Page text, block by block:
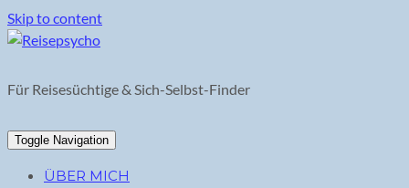
Skip to content
Für Reisesüchtige & Sich-Selbst-Finder
Toggle Navigation
ÜBER MICH